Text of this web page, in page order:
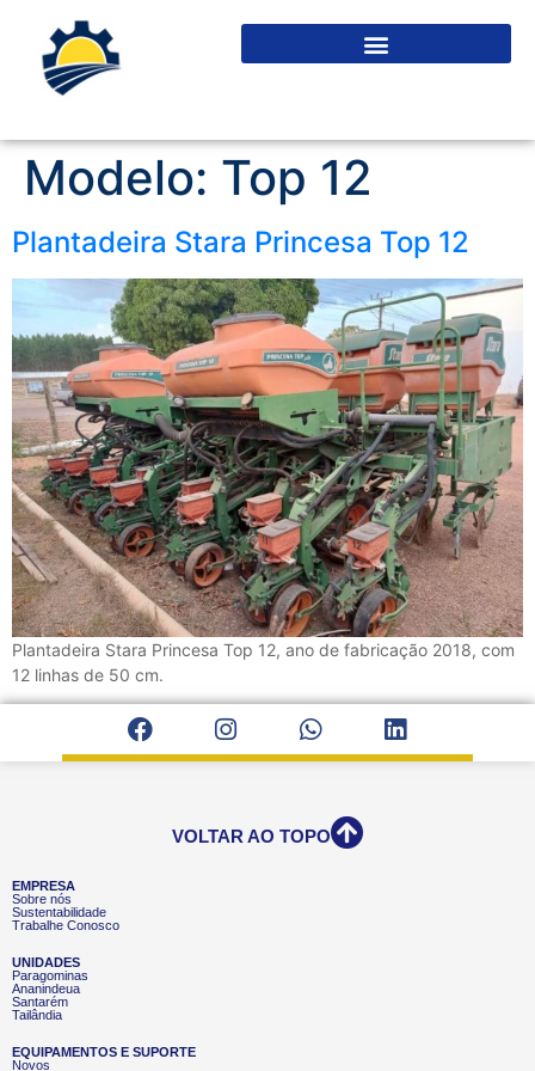
Modelo: Top 12
Plantadeira Stara Princesa Top 12
Plantadeira Stara Princesa Top 12, ano de fabricação 2018, com
12 linhas de 50 cm.
EQUIPAMENTOS E SUPORTE
Novos
UNIDADES
Paragominas
Ananindeua
Santarém
Tailândia
EMPRESA
Sobre nós
Sustentabilidade
Trabalhe Conosco
VOLTAR AO TOPO